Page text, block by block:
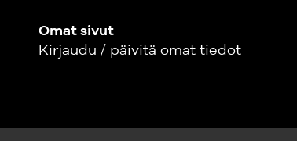
Omat sivut
Kirjaudu / päivitä omat tiedot